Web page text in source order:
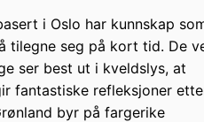
i Oslo har kunnskap
tilegne seg på kort tid. De
ser best ut i kveldslys, at
fantastiske refleksjoner
byr på fargerike